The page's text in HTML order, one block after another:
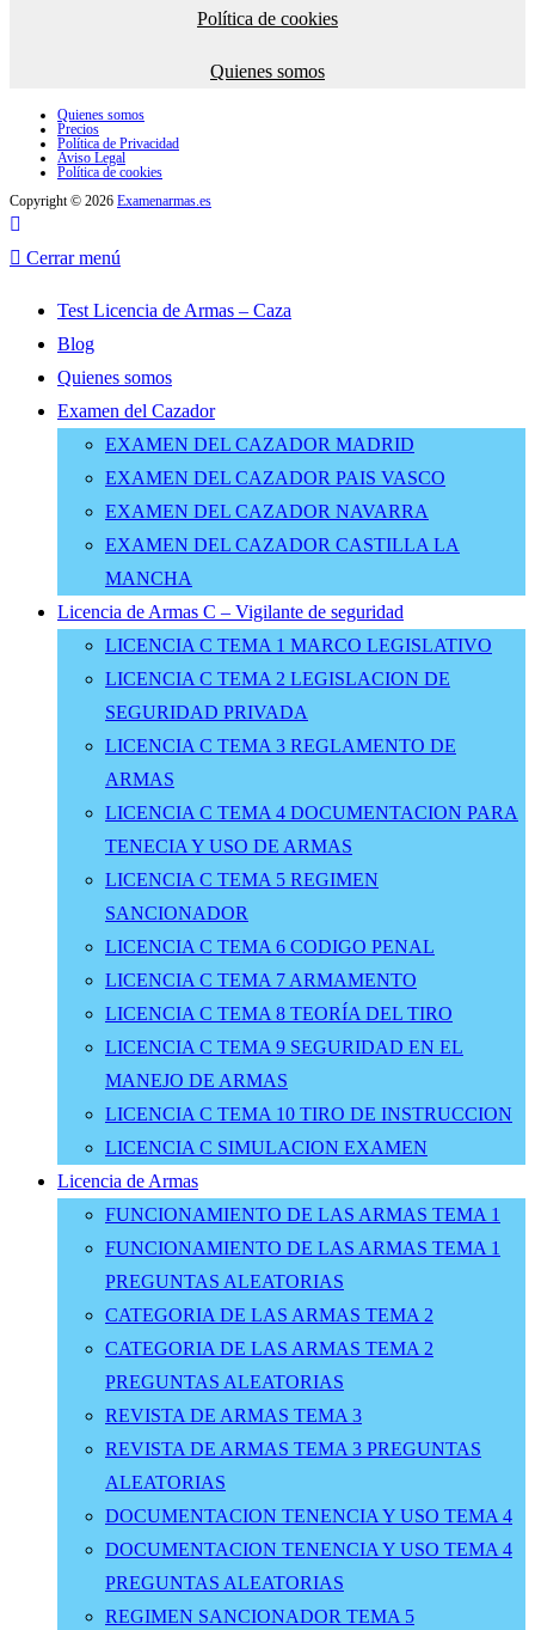
Política de cookies
Quienes somos
Quienes somos
Precios
Política de Privacidad
Aviso Legal
Política de cookies
Copyright © 2026 Examenarmas.es
Cerrar menú
Test Licencia de Armas – Caza
Blog
Quienes somos
Examen del Cazador
EXAMEN DEL CAZADOR MADRID
EXAMEN DEL CAZADOR PAIS VASCO
EXAMEN DEL CAZADOR NAVARRA
EXAMEN DEL CAZADOR CASTILLA LA
MANCHA
Licencia de Armas C – Vigilante de seguridad
LICENCIA C TEMA 1 MARCO LEGISLATIVO
LICENCIA C TEMA 2 LEGISLACION DE
SEGURIDAD PRIVADA
LICENCIA C TEMA 3 REGLAMENTO DE
ARMAS
LICENCIA C TEMA 4 DOCUMENTACION PARA
TENECIA Y USO DE ARMAS
LICENCIA C TEMA 5 REGIMEN
SANCIONADOR
LICENCIA C TEMA 6 CODIGO PENAL
LICENCIA C TEMA 7 ARMAMENTO
LICENCIA C TEMA 8 TEORÍA DEL TIRO
LICENCIA C TEMA 9 SEGURIDAD EN EL
MANEJO DE ARMAS
LICENCIA C TEMA 10 TIRO DE INSTRUCCION
LICENCIA C SIMULACION EXAMEN
Licencia de Armas
FUNCIONAMIENTO DE LAS ARMAS TEMA 1
FUNCIONAMIENTO DE LAS ARMAS TEMA 1
PREGUNTAS ALEATORIAS
CATEGORIA DE LAS ARMAS TEMA 2
CATEGORIA DE LAS ARMAS TEMA 2
PREGUNTAS ALEATORIAS
REVISTA DE ARMAS TEMA 3
REVISTA DE ARMAS TEMA 3 PREGUNTAS
ALEATORIAS
DOCUMENTACION TENENCIA Y USO TEMA 4
DOCUMENTACION TENENCIA Y USO TEMA 4
PREGUNTAS ALEATORIAS
REGIMEN SANCIONADOR TEMA 5